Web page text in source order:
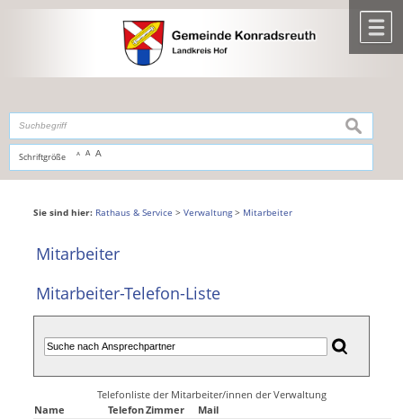
,zur Navigationoderzur Startseitespringen.
Schriftgröße A A A
suchen
Sie sind hier: Rathaus & Service > Verwaltung> Mitarbeiter
Mitarbeiter
Mitarbeiter-Telefon-Liste
Telefonliste der Mitarbeiter/innen der Verwaltung
Name
TelefonZimmer
Mail